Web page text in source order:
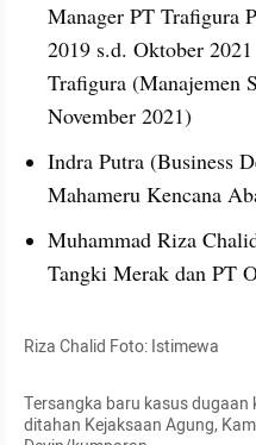
Manager PT Trafigura
2019 s.d. Oktober
Trafigura (Manajemen
November 2021)
Indra Putra (Business
Mahameru Kencana
Muhammad Riza
Tangki Merak dan PT
Riza Chalid Foto: Istimewa
Tersangka baru kasus
ditahan Kejaksaan Agung,